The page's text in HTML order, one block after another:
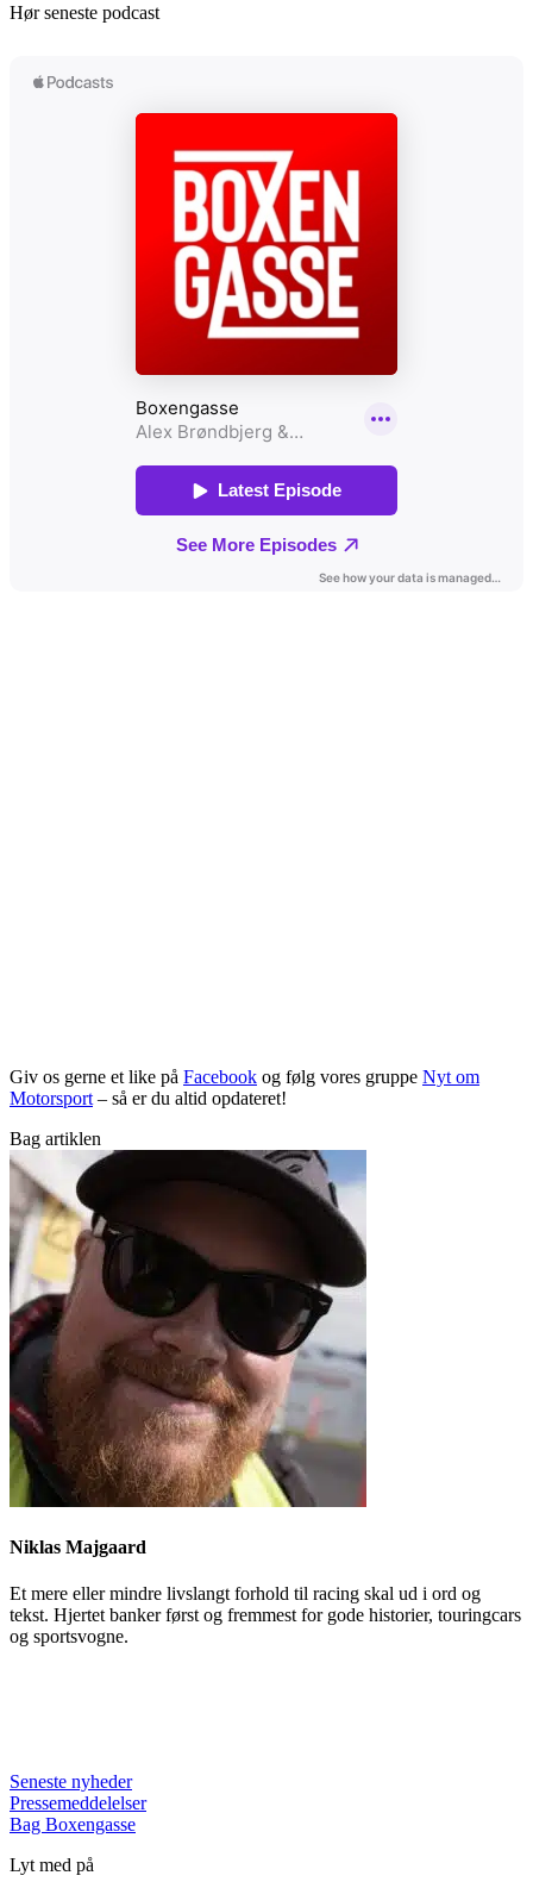
Hør seneste podcast
Giv os gerne et like på Facebook og følg vores gruppe Nyt om
Motorsport – så er du altid opdateret!
Bag artiklen
Niklas Majgaard
Et mere eller mindre livslangt forhold til racing skal ud i ord og
tekst. Hjertet banker først og fremmest for gode historier, touringcars
og sportsvogne.
Seneste nyheder
Pressemeddelelser
Bag Boxengasse
Lyt med på